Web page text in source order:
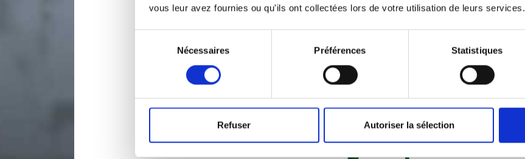
vous leur avez fournies ou qu'ils ont collectées lors de votre utilisation de leurs services.
consentement
Nécessaires Préférences Statistiques
Refuser Autoriser la sélection